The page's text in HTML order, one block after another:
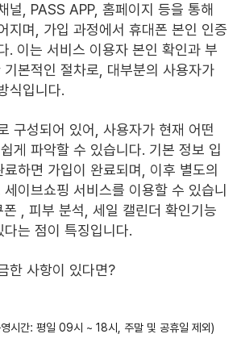
널, PASS APP, 홈페이지 등을 통해
지며, 가입 과정에서 휴대폰 본인 인증
. 이는 서비스 이용자 본인 확인과 부
본적인 절차로, 대부분의 사용자가
식입니다.
구성되어 있어, 사용자가 현재 어떤
게 파악할 수 있습니다. 기본 정보 입
하면 가입이 완료되며, 이후 별도의
이브쇼핑 서비스를 이용할 수 있습니
, 피부 분석, 세일 캘린더 확인기능
는 점이 특징입니다.
한 사항이 있다면?
시간: 평일 09시 ~ 18시, 주말 및 공휴일 제외)